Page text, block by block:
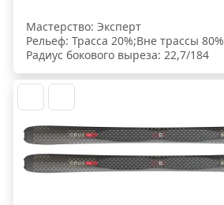
Мастерство: Эксперт
Рельеф: Трасса 20%;Вне трассы 80%
Радиус бокового выреза: 22,7/184